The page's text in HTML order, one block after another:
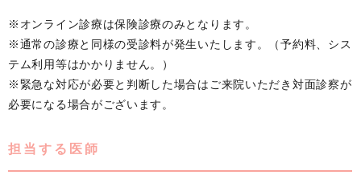
※オンライン診療は保険診療のみとなります。
※通常の診療と同様の受診料が発生いたします。（予約料、シス
テム利用等はかかりません。）
※緊急な対応が必要と判断した場合はご来院いただき対面診察が
必要になる場合がございます。
担当する医師